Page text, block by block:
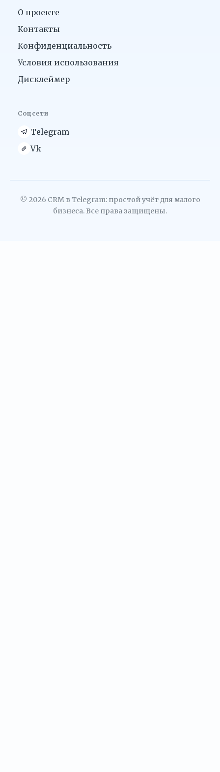
О проекте
Контакты
Конфиденциальность
Условия использования
Дисклеймер
Соцсети
Telegram
Vk
© 2026 CRM в Telegram: простой учёт для малого
бизнеса. Все права защищены.